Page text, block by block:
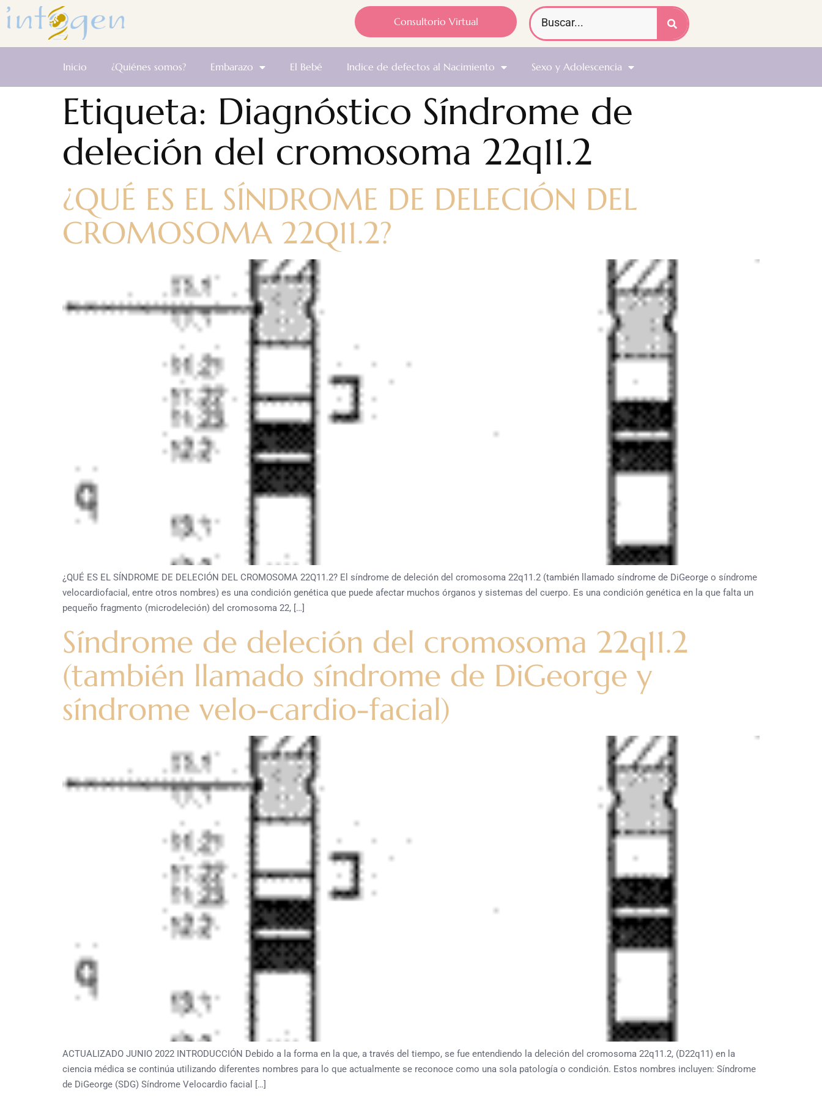
Consultorio Virtual
Inicio ¿Quiénes somos? Embarazo El Bebé Indice de defectos al Nacimiento Sexo y Adolescencia
Etiqueta: Diagnóstico Síndrome de
deleción del cromosoma 22q11.2
¿QUÉ ES EL SÍNDROME DE DELECIÓN DEL
CROMOSOMA 22Q11.2?
¿QUÉ ES EL SÍNDROME DE DELECIÓN DEL CROMOSOMA 22Q11.2? El síndrome de deleción del cromosoma 22q11.2 (también llamado síndrome de DiGeorge o síndrome
velocardiofacial, entre otros nombres) es una condición genética que puede afectar muchos órganos y sistemas del cuerpo. Es una condición genética en la que falta un
pequeño fragmento (microdeleción) del cromosoma 22, […]
Síndrome de deleción del cromosoma 22q11.2
(también llamado síndrome de DiGeorge y
síndrome velo-cardio-facial)
ACTUALIZADO JUNIO 2022 INTRODUCCIÓN Debido a la forma en la que, a través del tiempo, se fue entendiendo la deleción del cromosoma 22q11.2, (D22q11) en la
ciencia médica se continúa utilizando diferentes nombres para lo que actualmente se reconoce como una sola patología o condición. Estos nombres incluyen: Síndrome
de DiGeorge (SDG) Síndrome Velocardio facial […]